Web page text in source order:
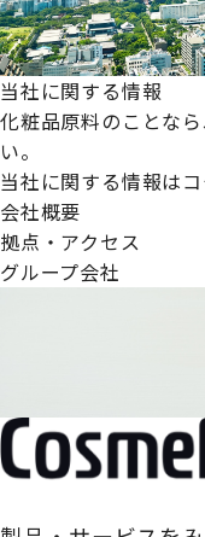
当社に関する情報
化粧品原料のことな
い。
当社に関する情報は
会社概要
拠点・アクセス
グループ会社